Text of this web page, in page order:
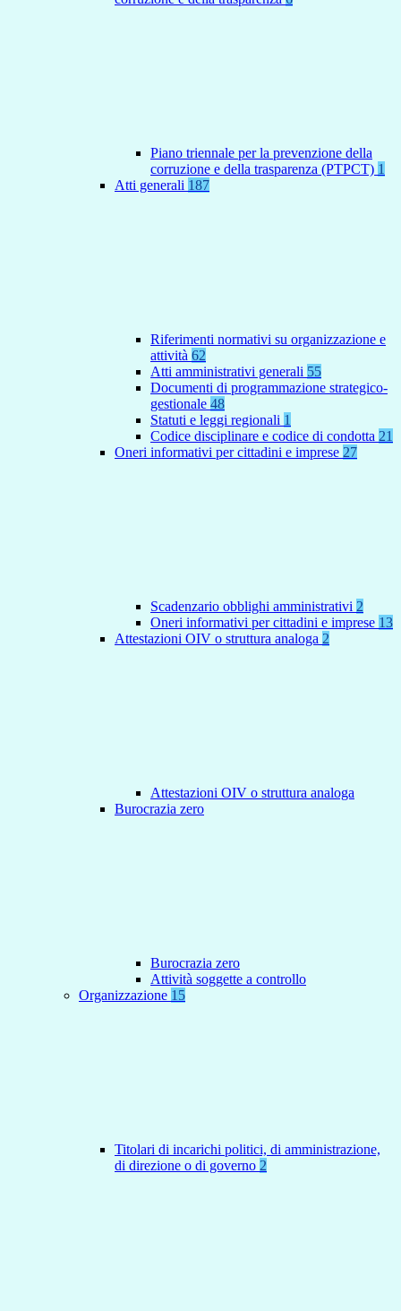
Piano triennale per la prevenzione della
corruzione e della trasparenza (PTPCT) 1
Atti generali 187
Riferimenti normativi su organizzazione e
attività 62
Atti amministrativi generali 55
Documenti di programmazione strategico-
gestionale 48
Statuti e leggi regionali 1
Codice disciplinare e codice di condotta 21
Oneri informativi per cittadini e imprese 27
Scadenzario obblighi amministrativi 2
Oneri informativi per cittadini e imprese 13
Attestazioni OIV o struttura analoga 2
Attestazioni OIV o struttura analoga
Burocrazia zero
Burocrazia zero
Attività soggette a controllo
Organizzazione 15
Titolari di incarichi politici, di amministrazione,
di direzione o di governo 2